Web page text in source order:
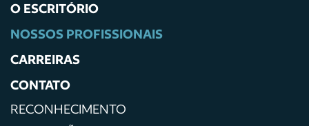
O ESCRITÓRIO
NOSSOS PROFISSIONAIS
CARREIRAS
CONTATO
RECONHECIMENTO